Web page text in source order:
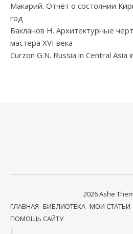
Макарий. Отчёт о состоянии
год
Бакланов Н. Архитектурные
мастера XVI века
Curzon G.N. Russia in Central Asia
2026 Ashe
ГЛАВНАЯ БИБЛИОТЕКА МОИ СТАТЬИ
ПОМОЩЬ САЙТУ